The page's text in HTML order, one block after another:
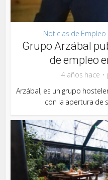
Noticias de Empleo
Grupo Arzábal
de empleo
4 años hace
Arzábal, es un grupo
con la apertura de